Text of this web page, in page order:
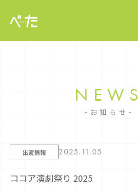
NEWS
お知らせ
出演情報 2025.11.05
ココア演劇祭り 2025